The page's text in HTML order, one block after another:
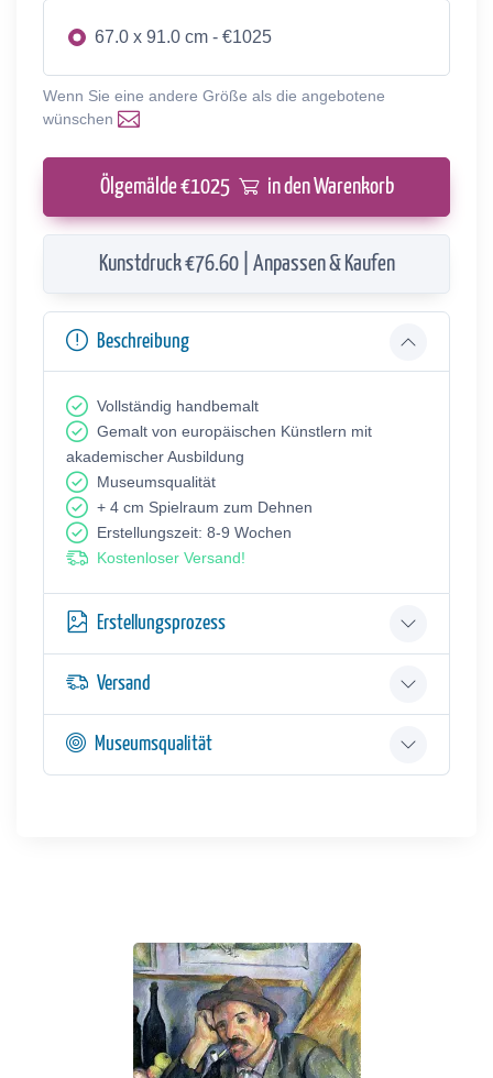
67.0 x 91.0 cm - €1025
Wenn Sie eine andere Größe als die angebotene
wünschen
Ölgemälde €1025 in den Warenkorb
Kunstdruck €76.60 | Anpassen & Kaufen
Beschreibung
Vollständig handbemalt
Gemalt von europäischen Künstlern mit
akademischer Ausbildung
Museumsqualität
+ 4 cm Spielraum zum Dehnen
Erstellungszeit: 8-9 Wochen
Kostenloser Versand!
Erstellungsprozess
Versand
Museumsqualität